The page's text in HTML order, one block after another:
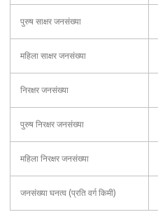
पुरुष साक्षर जनसंख्या
महिला साक्षर जनसंख्या
निरक्षर जनसंख्या
पुरुष निरक्षर जनसंख्या
महिला निरक्षर जनसंख्या
जनसंख्या घनत्व (प्रति वर्ग किमी)